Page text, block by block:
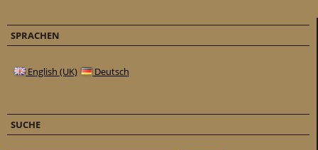
SPRACHEN
English (UK) Deutsch
SUCHE